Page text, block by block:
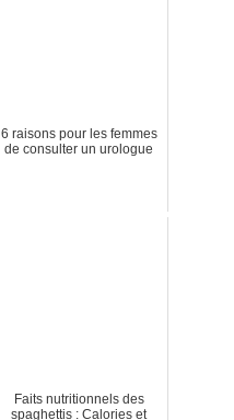
6 raisons pour les femmes
de consulter un urologue
Faits nutritionnels des
spaghettis : Calories et